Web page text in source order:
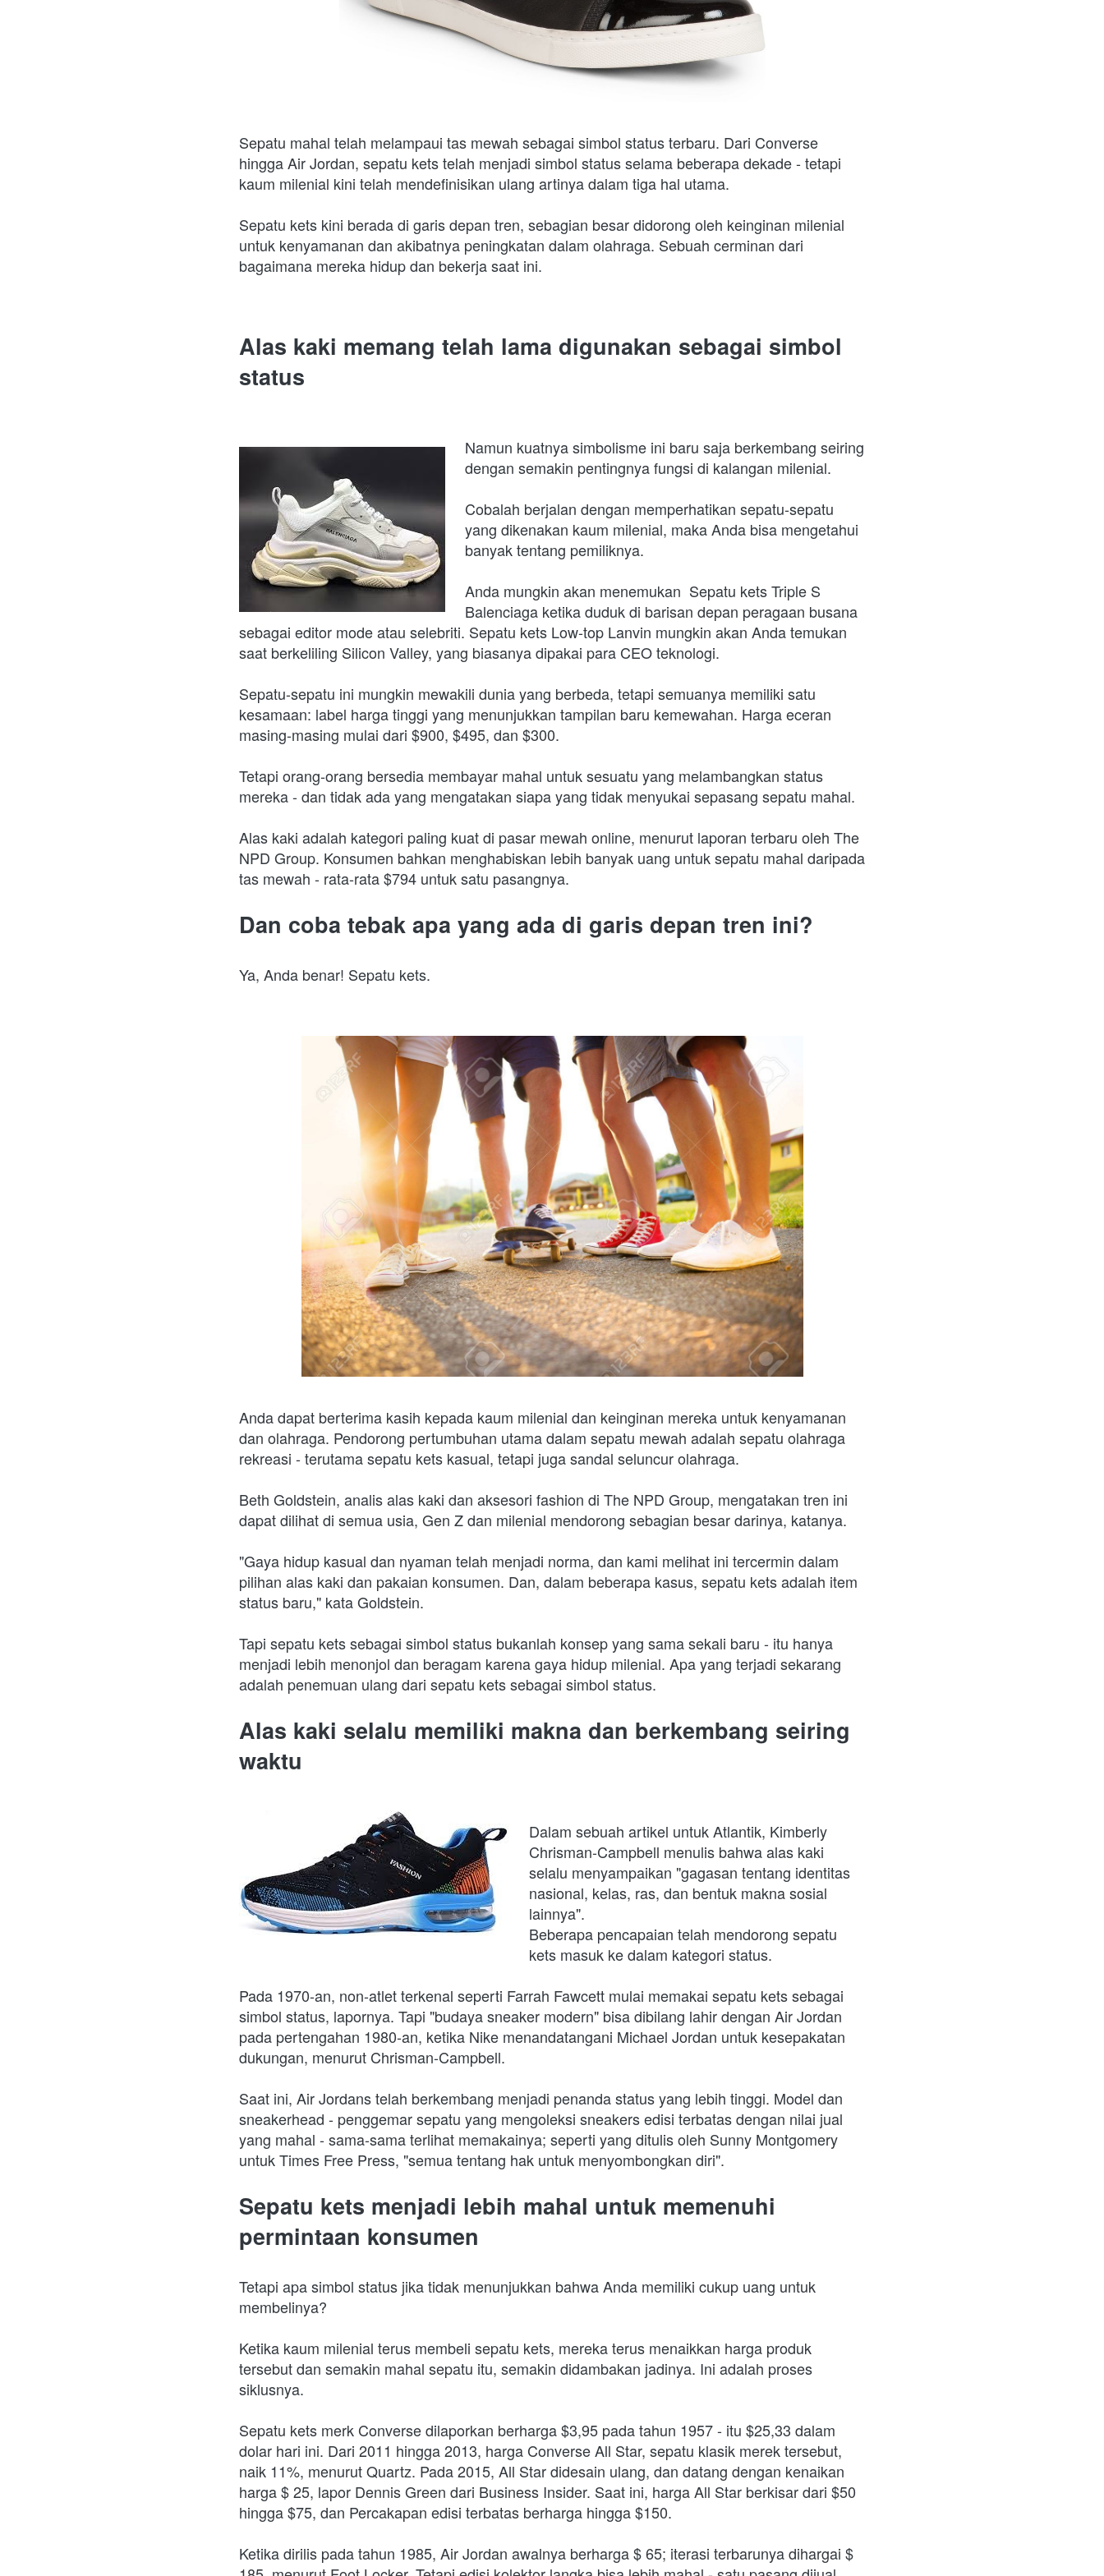
Sepatu mahal telah melampaui tas mewah sebagai simbol status terbaru. Dari Converse
hingga Air Jordan, sepatu kets telah menjadi simbol status selama beberapa dekade - tetapi
kaum milenial kini telah mendefinisikan ulang artinya dalam tiga hal utama.
Sepatu kets kini berada di garis depan tren, sebagian besar didorong oleh keinginan milenial
untuk kenyamanan dan akibatnya peningkatan dalam olahraga. Sebuah cerminan dari
bagaimana mereka hidup dan bekerja saat ini.
Alas kaki memang telah lama digunakan sebagai simbol
status
Namun kuatnya simbolisme ini baru saja berkembang seiring
dengan semakin pentingnya fungsi di kalangan milenial.
Cobalah berjalan dengan memperhatikan sepatu-sepatu
yang dikenakan kaum milenial, maka Anda bisa mengetahui
banyak tentang pemiliknya.
Anda mungkin akan menemukan Sepatu kets Triple S
Balenciaga ketika duduk di barisan depan peragaan busana
sebagai editor mode atau selebriti. Sepatu kets Low-top Lanvin mungkin akan Anda temukan
saat berkeliling Silicon Valley, yang biasanya dipakai para CEO teknologi.
Sepatu-sepatu ini mungkin mewakili dunia yang berbeda, tetapi semuanya memiliki satu
kesamaan: label harga tinggi yang menunjukkan tampilan baru kemewahan. Harga eceran
masing-masing mulai dari $900, $495, dan $300.
Tetapi orang-orang bersedia membayar mahal untuk sesuatu yang melambangkan status
mereka - dan tidak ada yang mengatakan siapa yang tidak menyukai sepasang sepatu mahal.
Alas kaki adalah kategori paling kuat di pasar mewah online, menurut laporan terbaru oleh The
NPD Group. Konsumen bahkan menghabiskan lebih banyak uang untuk sepatu mahal daripada
tas mewah - rata-rata $794 untuk satu pasangnya.
Dan coba tebak apa yang ada di garis depan tren ini?
Ya, Anda benar! Sepatu kets.
Anda dapat berterima kasih kepada kaum milenial dan keinginan mereka untuk kenyamanan
dan olahraga. Pendorong pertumbuhan utama dalam sepatu mewah adalah sepatu olahraga
rekreasi - terutama sepatu kets kasual, tetapi juga sandal seluncur olahraga.
Beth Goldstein, analis alas kaki dan aksesori fashion di The NPD Group, mengatakan tren ini
dapat dilihat di semua usia, Gen Z dan milenial mendorong sebagian besar darinya, katanya.
"Gaya hidup kasual dan nyaman telah menjadi norma, dan kami melihat ini tercermin dalam
pilihan alas kaki dan pakaian konsumen. Dan, dalam beberapa kasus, sepatu kets adalah item
status baru," kata Goldstein.
Tapi sepatu kets sebagai simbol status bukanlah konsep yang sama sekali baru - itu hanya
menjadi lebih menonjol dan beragam karena gaya hidup milenial. Apa yang terjadi sekarang
adalah penemuan ulang dari sepatu kets sebagai simbol status.
Alas kaki selalu memiliki makna dan berkembang seiring
waktu
Dalam sebuah artikel untuk Atlantik, Kimberly
Chrisman-Campbell menulis bahwa alas kaki
selalu menyampaikan "gagasan tentang identitas
nasional, kelas, ras, dan bentuk makna sosial
lainnya".
Beberapa pencapaian telah mendorong sepatu
kets masuk ke dalam kategori status.
Pada 1970-an, non-atlet terkenal seperti Farrah Fawcett mulai memakai sepatu kets sebagai
simbol status, lapornya. Tapi "budaya sneaker modern" bisa dibilang lahir dengan Air Jordan
pada pertengahan 1980-an, ketika Nike menandatangani Michael Jordan untuk kesepakatan
dukungan, menurut Chrisman-Campbell.
Saat ini, Air Jordans telah berkembang menjadi penanda status yang lebih tinggi. Model dan
sneakerhead - penggemar sepatu yang mengoleksi sneakers edisi terbatas dengan nilai jual
yang mahal - sama-sama terlihat memakainya; seperti yang ditulis oleh Sunny Montgomery
untuk Times Free Press, "semua tentang hak untuk menyombongkan diri".
Sepatu kets menjadi lebih mahal untuk memenuhi
permintaan konsumen
Tetapi apa simbol status jika tidak menunjukkan bahwa Anda memiliki cukup uang untuk
membelinya?
Ketika kaum milenial terus membeli sepatu kets, mereka terus menaikkan harga produk
tersebut dan semakin mahal sepatu itu, semakin didambakan jadinya. Ini adalah proses
siklusnya.
Sepatu kets merk Converse dilaporkan berharga $3,95 pada tahun 1957 - itu $25,33 dalam
dolar hari ini. Dari 2011 hingga 2013, harga Converse All Star, sepatu klasik merek tersebut,
naik 11%, menurut Quartz. Pada 2015, All Star didesain ulang, dan datang dengan kenaikan
harga $ 25, lapor Dennis Green dari Business Insider. Saat ini, harga All Star berkisar dari $50
hingga $75, dan Percakapan edisi terbatas berharga hingga $150.
Ketika dirilis pada tahun 1985, Air Jordan awalnya berharga $ 65; iterasi terbarunya dihargai $